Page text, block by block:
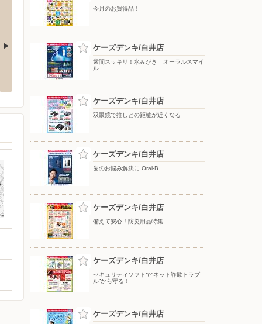
と上質
アーティストの想いに満ちる音。
WF-1000X M6
冷たさ長持ち！トリプルメガアイ
今月のお買得品！
ケーズデンキ/白井店
歯間スッキリ！水みがき オーラルスマイ
ル
ケーズデンキ/白井店
双眼鏡で推しとの距離が近くなる
ケーズデンキ/白井店
歯のお悩み解決に Oral-B
ケーズデンキ/白井店
備えて安心！防災用品特集
ケーズデンキ/白井店
セキュリティソフトで“ネット詐欺トラブ
ル”から守る！
ケーズデンキ/白井店